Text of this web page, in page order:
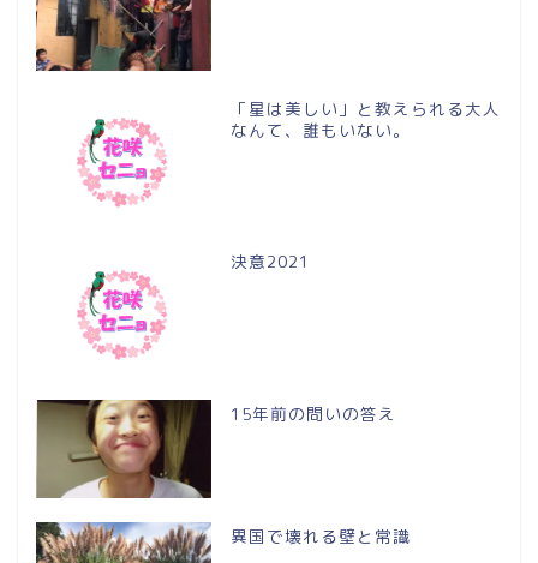
「星は美しい」と教えられる大人
なんて、誰もいない。
決意2021
15年前の問いの答え
異国で壊れる壁と常識